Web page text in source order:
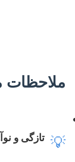
ملاحظات
💡 تازگی و